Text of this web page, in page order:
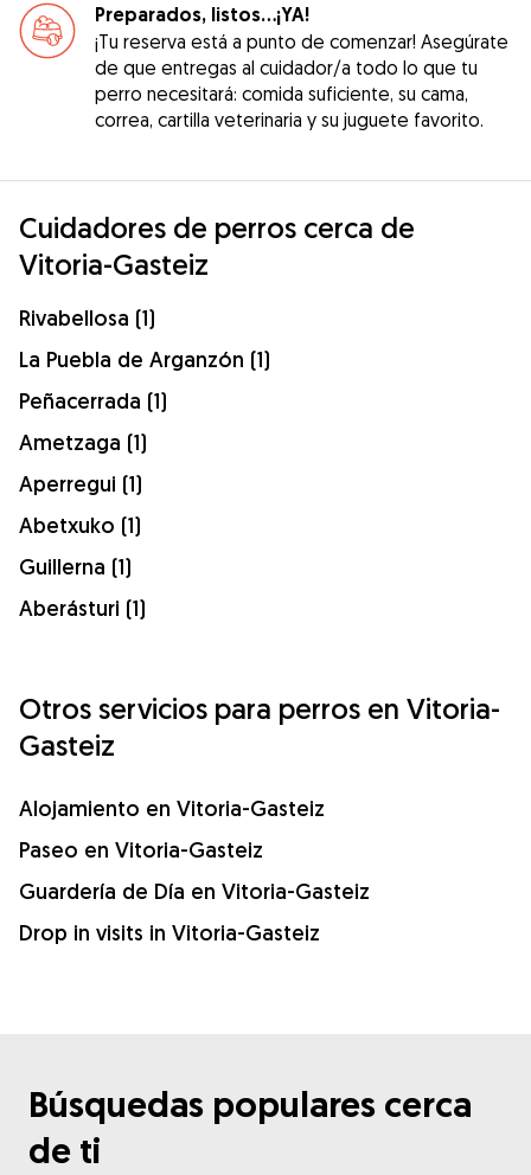
Preparados, listos...¡YA!
¡Tu reserva está a punto de comenzar! Asegúrate
de que entregas al cuidador/a todo lo que tu
perro necesitará: comida suficiente, su cama,
correa, cartilla veterinaria y su juguete favorito.
Cuidadores de perros cerca de
Vitoria-Gasteiz
Rivabellosa (1)
La Puebla de Arganzón (1)
Peñacerrada (1)
Ametzaga (1)
Aperregui (1)
Abetxuko (1)
Guillerna (1)
Aberásturi (1)
Otros servicios para perros en Vitoria-
Gasteiz
Alojamiento en Vitoria-Gasteiz
Paseo en Vitoria-Gasteiz
Guardería de Día en Vitoria-Gasteiz
Drop in visits in Vitoria-Gasteiz
Búsquedas populares cerca
de ti